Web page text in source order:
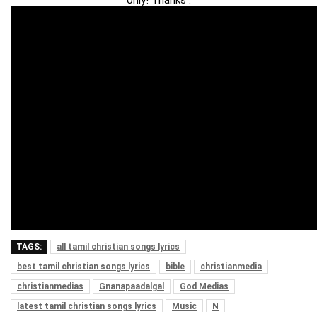
TAGS:
all tamil christian songs lyrics
best tamil christian songs lyrics
bible
christianmedia
christianmedias
Gnanapaadalgal
God Medias
latest tamil christian songs lyrics
Music
N